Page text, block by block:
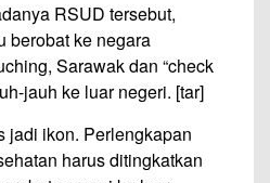
RSUD tersebut,
berobat ke negara
Sarawak dan “check
jauh ke luar negeri. [tar]
jadi ikon. Perlengkapan
harus ditingkatkan